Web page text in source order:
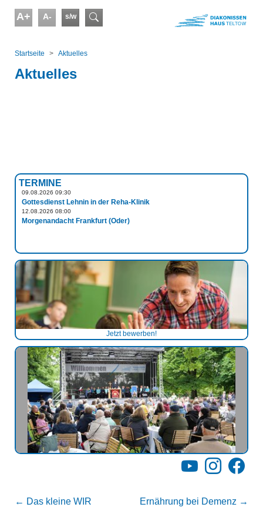
A+ A- s/w Suchformular
Startseite
Aktuelles
Aktuelles
TERMINE
09.08.2026 09:30
Gottesdienst Lehnin in der Reha-Klinik
12.08.2026 08:00
Morgenandacht Frankfurt (Oder)
Jetzt bewerben!
YouTubeInstagram
← Das kleine WIR Ernährung bei Demenz →